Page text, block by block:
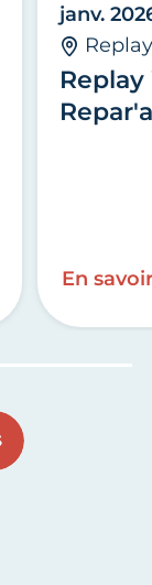
janv.
En